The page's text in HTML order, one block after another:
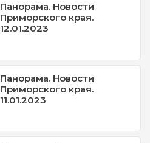
Панорама. Новости
Приморского края.
12.01.2023
Панорама. Новости
Приморского края.
11.01.2023